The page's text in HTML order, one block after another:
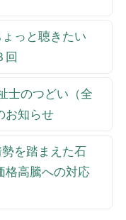
っと聴きたい
回
士のつどい（全
お知らせ
を踏まえた石
格高騰への対応